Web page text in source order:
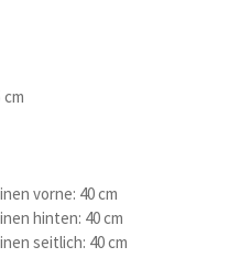
vorne: 40 cm
hinten: 40 cm
seitlich: 40 cm